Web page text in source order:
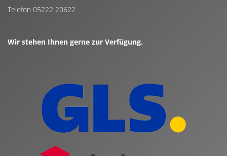
Telefon 05222 20622
Wir stehen Ihnen gerne zur Verfügung.